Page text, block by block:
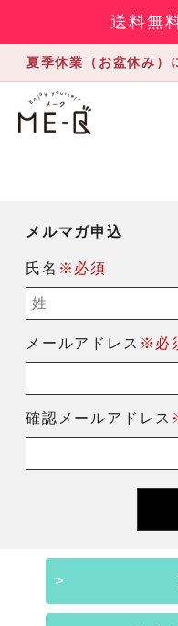
送料無
夏季休業（お盆休み）
メルマガ申込
氏名 ※必須
メールアドレス ※必
確認メールアドレス